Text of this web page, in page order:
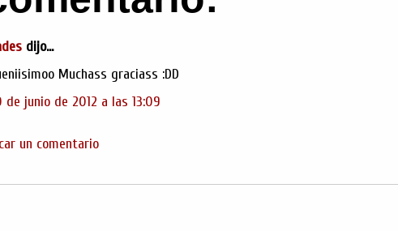
dijo...
Muchass graciass :DD
de junio de 2012 a las 13:09
un comentario